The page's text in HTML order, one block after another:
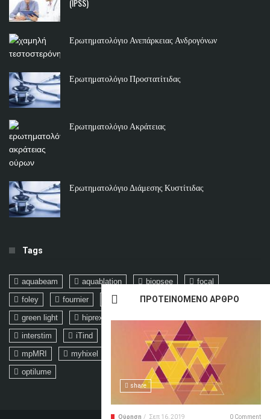
ΠΡΟΤΕΙΝΟΜΕΝΟ ΑΡΘΡΟ
share
Ούρηση / Σεπ 16, 2019 0 Comment
(IPSS)
Ερωτηματολόγιο Ανεπάρκειας Ανδρογόνων
Ερωτηματολόγιο Προστατίτιδας
Ερωτηματολόγιο Ακράτειας
Ερωτηματολόγιο Διάμεσης Κυστίτιδας
Tags
aquabeam aquablation biopsee
focal
foley
fournier fusion
graminn
green light
hiprex
interstim
iTind ktp laser
mpMRI
myhixel nanoknife
nelaton
optilume